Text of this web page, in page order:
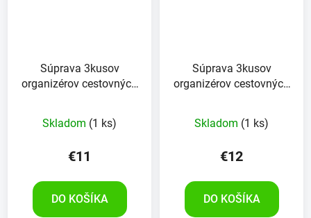
Súprava 3kusov
organizérov cestovných
Skladom (1 ks)
€11
DO KOŠÍKA
Súprava 3kusov
organizérov cestovných
Skladom (1 ks)
€12
DO KOŠÍKA